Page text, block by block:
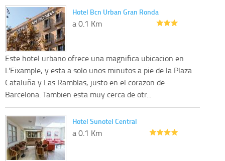
Hotel Bcn Urban Gran Ronda
a 0.1 Km
Este hotel urbano ofrece una magnifica ubicacion en
L'Eixample, y esta a solo unos minutos a pie de la Plaza
Cataluña y Las Ramblas, justo en el corazon de
Barcelona. Tambien esta muy cerca de otr...
Hotel Sunotel Central
a 0.1 Km